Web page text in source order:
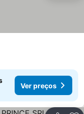
Ver preços